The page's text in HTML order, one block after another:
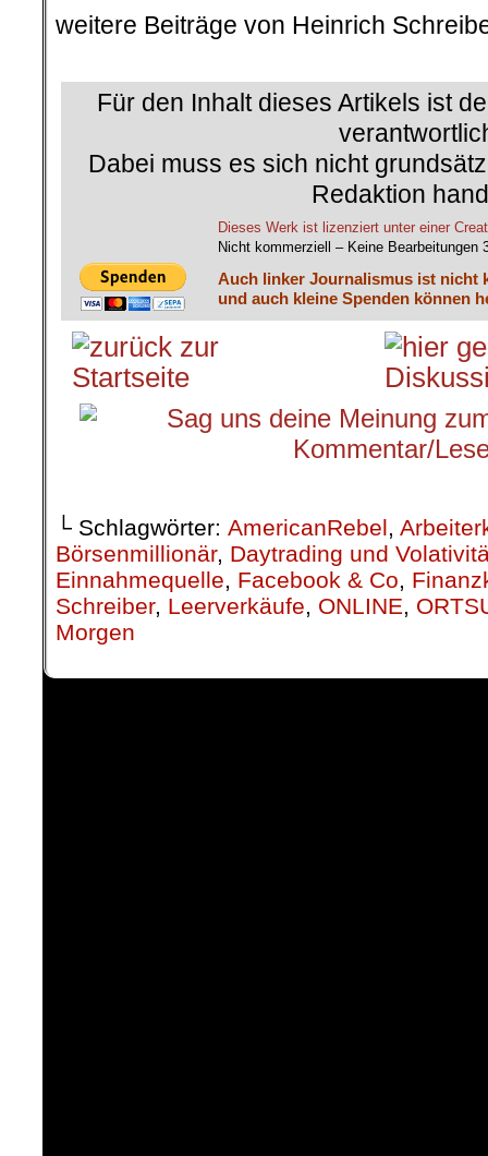
weitere Beiträge von Heinrich
Für den Inhalt dieses Artikels ist
Dabei muss es sich nicht
Redaktion
Dieses Werk ist lizenziert unter einer
Nicht kommerziell – Keine Bearbeitungen
Auch linker Journalismus ist nicht
und auch kleine Spenden können
└ Schlagwörter: AmericanRebel,
Börsenmillionär, Daytrading und
Einnahmequelle, Facebook & Co,
Schreiber, Leerverkäufe, ONLINE,
Morgen